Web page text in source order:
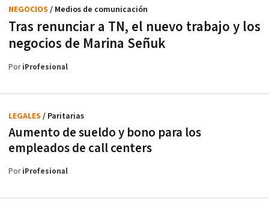
Tras renunciar a TN, el nuevo trabajo y los
negocios de Marina Señuk
NEGOCIOS / Medios de comunicación
PoriProfesional
Aumento de sueldo y bono para los
empleados de call centers
LEGALES / Paritarias
PoriProfesional